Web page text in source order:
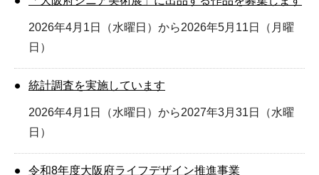
2026年4月1日（水曜日）から2026年5月11日（月曜
日）
統計調査を実施しています
2026年4月1日（水曜日）から2027年3月31日（水曜
日）
令和8年度大阪府ライフデザイン推進事業